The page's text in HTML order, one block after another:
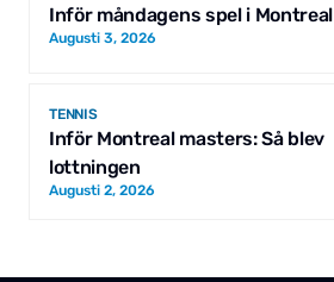
Inför måndagens spel i Montreal
Augusti 3, 2026
TENNIS
Inför Montreal masters: Så blev
lottningen
Augusti 2, 2026